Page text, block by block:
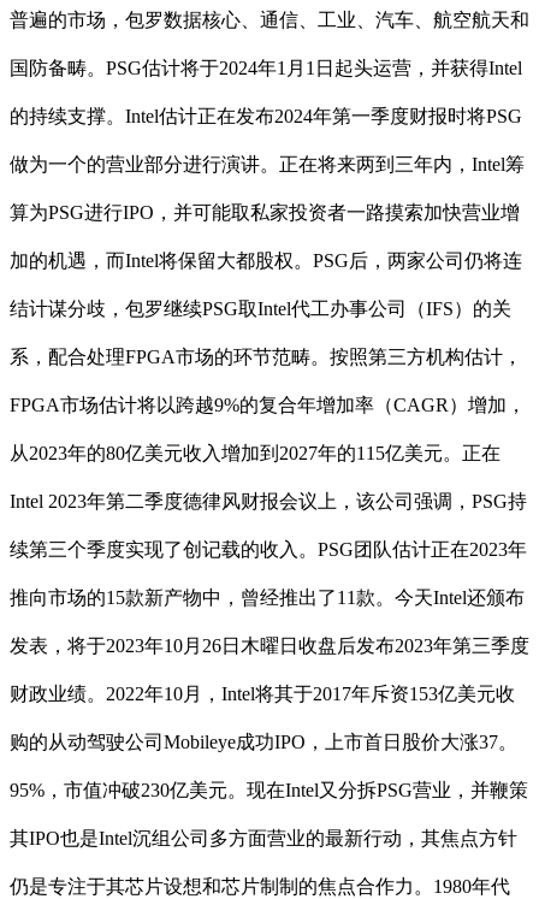
普遍的市场，包罗数据核心、通信、工业、汽车、航空航天和
国防备畴。PSG估计将于2024年1月1日起头运营，并获得Intel
的持续支撑。Intel估计正在发布2024年第一季度财报时将PSG
做为一个的营业部分进行演讲。正在将来两到三年内，Intel筹
算为PSG进行IPO，并可能取私家投资者一路摸索加快营业增
加的机遇，而Intel将保留大都股权。PSG后，两家公司仍将连
结计谋分歧，包罗继续PSG取Intel代工办事公司（IFS）的关
系，配合处理FPGA市场的环节范畴。按照第三方机构估计，
FPGA市场估计将以跨越9%的复合年增加率（CAGR）增加，
从2023年的80亿美元收入增加到2027年的115亿美元。正在
Intel 2023年第二季度德律风财报会议上，该公司强调，PSG持
续第三个季度实现了创记载的收入。PSG团队估计正在2023年
推向市场的15款新产物中，曾经推出了11款。今天Intel还颁布
发表，将于2023年10月26日木曜日收盘后发布2023年第三季度
财政业绩。2022年10月，Intel将其于2017年斥资153亿美元收
购的从动驾驶公司Mobileye成功IPO，上市首日股价大涨37。
95%，市值冲破230亿美元。现在Intel又分拆PSG营业，并鞭策
其IPO也是Intel沉组公司多方面营业的最新行动，其焦点方针
仍是专注于其芯片设想和芯片制制的焦点合作力。1980年代